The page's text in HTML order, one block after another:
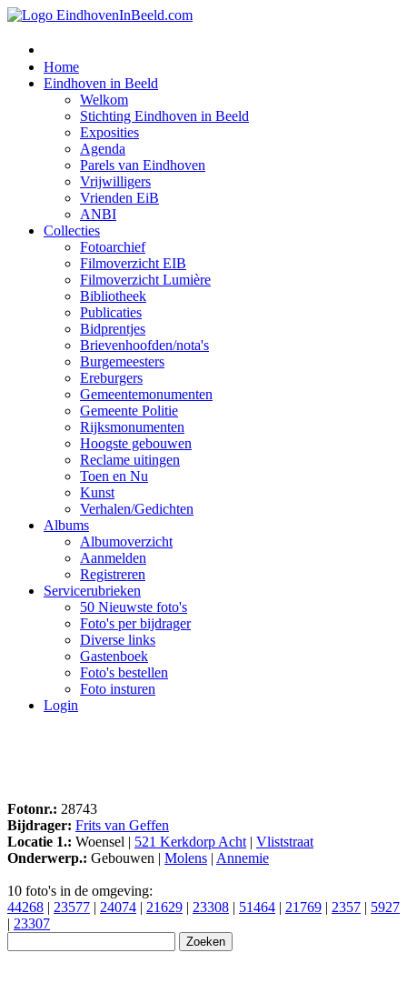
Home
Eindhoven in Beeld
Welkom
Stichting Eindhoven in Beeld
Exposities
Agenda
Parels van Eindhoven
Vrijwilligers
Vrienden EiB
ANBI
Collecties
Fotoarchief
Filmoverzicht EIB
Filmoverzicht Lumière
Bibliotheek
Publicaties
Bidprentjes
Brievenhoofden/nota's
Burgemeesters
Ereburgers
Gemeentemonumenten
Gemeente Politie
Rijksmonumenten
Hoogste gebouwen
Reclame uitingen
Toen en Nu
Kunst
Verhalen/Gedichten
Albums
Albumoverzicht
Aanmelden
Registreren
Servicerubrieken
50 Nieuwste foto's
Foto's per bijdrager
Diverse links
Gastenboek
Foto's bestellen
Foto insturen
Login
Fotonr.: 28743
Bijdrager: Frits van Geffen
Locatie 1.: Woensel | 521 Kerkdorp Acht | Vliststraat
Onderwerp.: Gebouwen | Molens | Annemie
10 foto's in de omgeving:
44268 | 23577 | 24074 | 21629 | 23308 | 51464 | 21769 | 2357 | 5927
| 23307